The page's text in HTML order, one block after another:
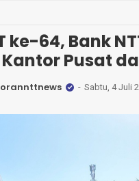
ke-64, Bank
Pusat
Sabtu, 4 Juli